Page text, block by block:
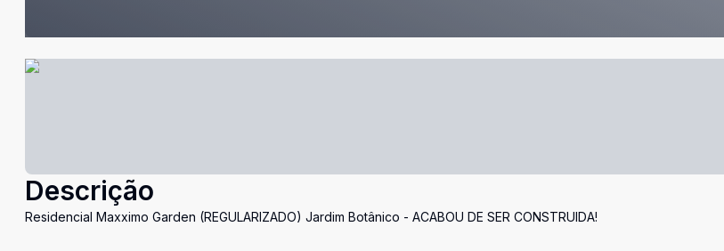
Descrição
Residencial Maxximo Garden (REGULARIZADO) Jardim Botânico - ACABOU DE SER CONSTRUIDA!